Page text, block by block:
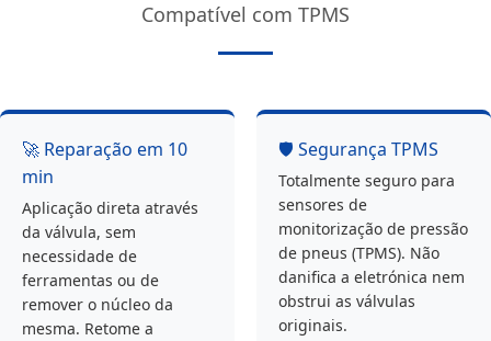
Compatível com TPMS
🚀 Reparação em 10
min
Aplicação direta através
da válvula, sem
necessidade de
ferramentas ou de
remover o núcleo da
mesma. Retome a
🛡️ Segurança TPMS
Totalmente seguro para
sensores de
monitorização de pressão
de pneus (TPMS). Não
danifica a eletrónica nem
obstrui as válvulas
originais.